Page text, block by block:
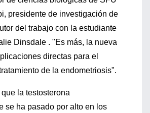
presidente de investigación de
del trabajo con la estudiante
Dinsdale . "Es más, la nueva
directas para el
de la endometriosis".
la testosterona
se ha pasado por alto en los